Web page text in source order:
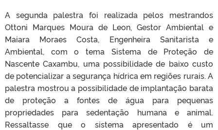
A segunda palestra foi realizada pelos mestrandos
Ottoni Marques Moura de Leon, Gestor Ambiental e
Maiara Moraes Costa, Engenheira Sanitarista e
Ambiental, com o tema Sistema de Proteção de
Nascente Caxambu, uma possibilidade de baixo custo
de potencializar a segurança hídrica em regiões rurais. A
palestra mostrou a possibilidade de implantação barata
de proteção a fontes de água para pequenas
propriedades para sedentação humana e animal.
Ressaltasse que o sistema apresentado é um